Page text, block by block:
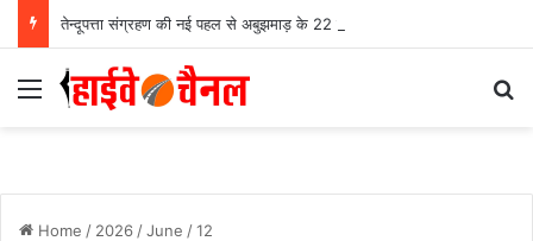
Menu
Home / 2026 /June /12